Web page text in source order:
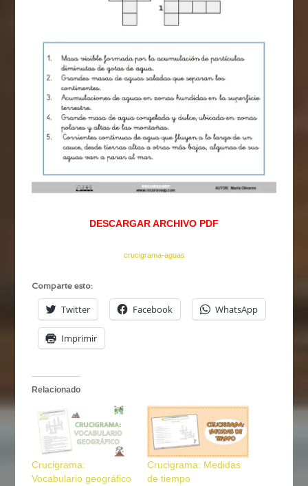
DESCARGAR ARCHIVO PDF
crucigrama-aguas
Comparte esto:
Twitter Facebook WhatsApp
Imprimir
Relacionado
Crucigrama:
Vocabulario geográfico
Crucigrama: Medidas
de tiempo